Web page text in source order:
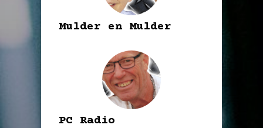
Mulder en Mulder
PC Radio